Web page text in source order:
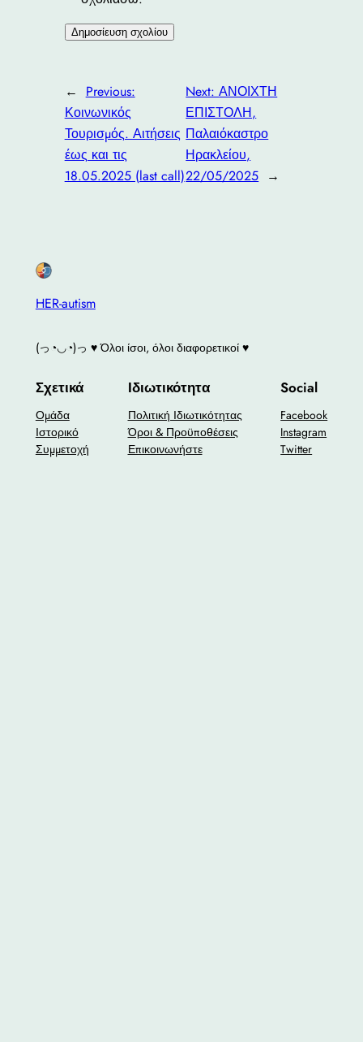
←
Previous:
Κοινωνικός
Τουρισμός. Αιτήσεις
έως και τις
18.05.2025 (last call)
Next:ΑΝΟΙΧΤΗ
ΕΠΙΣΤΟΛΗ,
Παλαιόκαστρο
Ηρακλείου,
22/05/2025 →
HER-autism
(っ◔◡◔)っ ♥ Όλοι ίσοι, όλοι διαφορετικοί ♥
Σχετικά
Ομάδα
Ιστορικό
Συμμετοχή
Ιδιωτικότητα
Πολιτική Ιδιωτικότητας
Όροι & Προϋποθέσεις
Επικοινωνήστε
Social
Facebook
Instagram
Twitter